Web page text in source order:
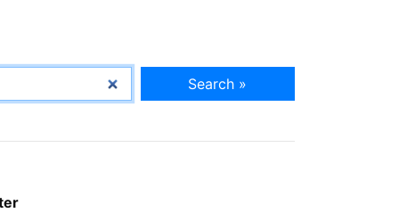
Search »